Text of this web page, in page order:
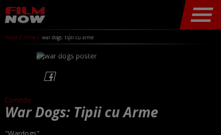
home filme war dogs: tipii cu arme
Comedie
War Dogs: Tipii cu Arme